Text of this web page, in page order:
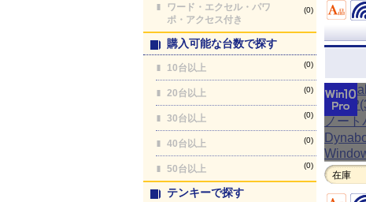
ワード・エクセル・パワ
ポ・アクセス付き
(0)
購入可能な台数で探す
10台以上 (0)
20台以上 (0)
30台以上 (0)
40台以上 (0)
50台以上 (0)
テンキーで探す
在庫